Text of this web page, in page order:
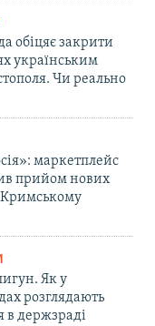
обіцяє закрити
українським
Чи реально
маркетплейс
прийом нових
Як у
розглядають
в держзраді